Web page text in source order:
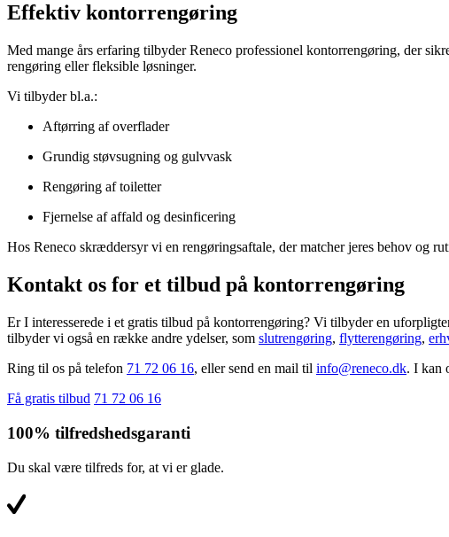
Effektiv kontorrengøring
Med mange års erfaring tilbyder Reneco professionel kontorrengøring, der
rengøring eller fleksible løsninger.
Vi tilbyder bl.a.:
Aftørring af overflader
Grundig støvsugning og gulvvask
Rengøring af toiletter
Fjernelse af affald og desinficering
Hos Reneco skræddersyr vi en rengøringsaftale, der matcher jeres behov og
Kontakt os for et tilbud på kontorrengøring
Er I interesserede i et gratis tilbud på kontorrengøring? Vi tilbyder en
tilbyder vi også en række andre ydelser, som slutrengøring, flytterengøring,
Ring til os på telefon ​​ 71 72 06 16, eller send en mail til info@reneco.dk. I kan
Få gratis tilbud 71 72 06 16
100% tilfredshedsgaranti
Du skal være tilfreds for, at vi er glade.